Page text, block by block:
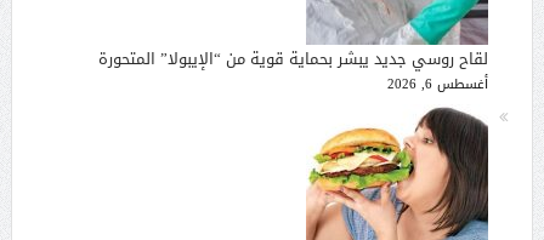
لقاح روسي جديد يبشر بحماية قوية من “الإيبولا” المتحورة
أغسطس 6, 2026